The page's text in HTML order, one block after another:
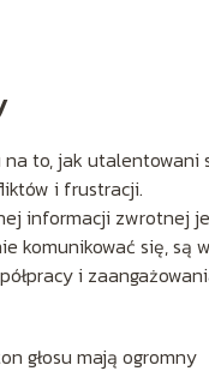
to, jak utalentowani
i frustracji.
informacji zwrotnej
komunikować się, są w
i
głosu mają ogromny